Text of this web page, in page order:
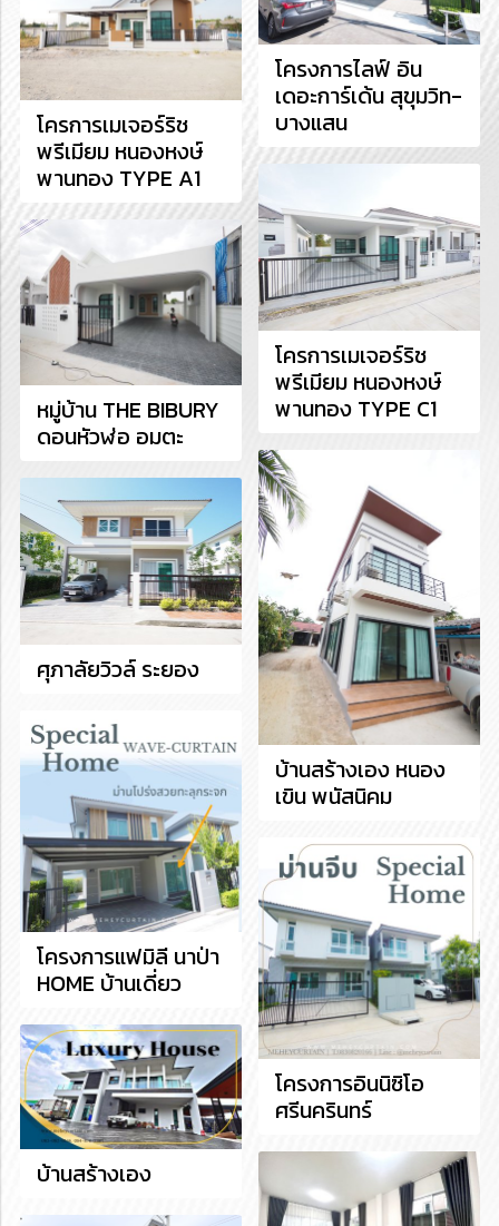
โครงการไลฟ์ อิน
เดอะการ์เด้น สุขุมวิท-
บางแสน
โครการเมเจอร์ริช
พรีเมียม หนองหงษ์
พานทอง TYPE A1
โครการเมเจอร์ริช
พรีเมียม หนองหงษ์
พานทอง TYPE C1
หมู่บ้าน THE BIBURY
ดอนหัวฬ่อ อมตะ
บ้านสร้างเอง หนอง
เขิน พนัสนิคม
ศุภาลัยวิวล์ ระยอง
โครงการแฟมิลี นาป่า
HOME บ้านเดี่ยว
โครงการอินนิซิโอ
ศรีนครินทร์
บ้านสร้างเอง